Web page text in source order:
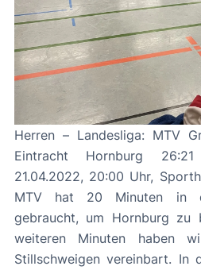
Herren – Landesliga: MTV Groß Lafferde II – MTV
Eintracht Hornburg 26:21 (12:13)
21.04.2022, 20:00 Uhr,
MTV hat 20 Minuten in
gebraucht, um Hornburg zu
weiteren Minuten haben
Stillschweigen vereinbart. In